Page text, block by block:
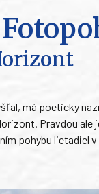
má poeticky
Pravdou
pohybu